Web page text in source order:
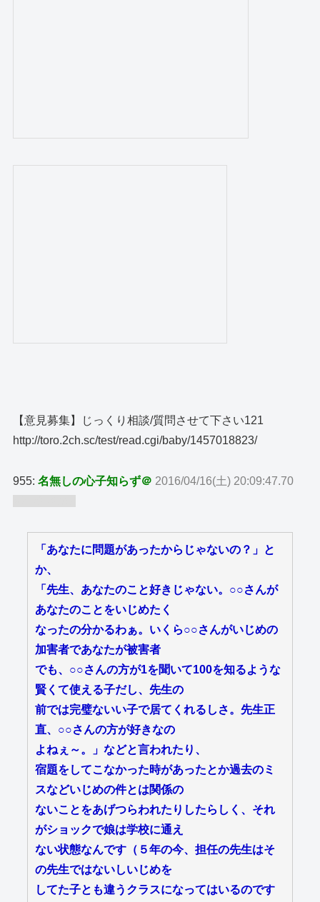
【意見募集】じっくり相談/質問させて下さい121
http://toro.2ch.sc/test/read.cgi/baby/1457018823/
955:名無しの心子知らず＠ 2016/04/16(土) 20:09:47.70
「あなたに問題があったからじゃないの？」と
か、
「先生、あなたのこと好きじゃない。○○さんが
あなたのことをいじめたく
なったの分かるわぁ。いくら○○さんがいじめの
加害者であなたが被害者
でも、○○さんの方が1を聞いて100を知るような
賢くて使える子だし、先生の
前では完璧ないい子で居てくれるしさ。先生正
直、○○さんの方が好きなの
よねぇ～。」などと言われたり、
宿題をしてこなかった時があったとか過去のミ
スなどいじめの件とは関係の
ないことをあげつらわれたりしたらしく、それ
がショックで娘は学校に通え
ない状態なんです（５年の今、担任の先生はそ
の先生ではないしいじめを
してた子とも違うクラスになってはいるのです